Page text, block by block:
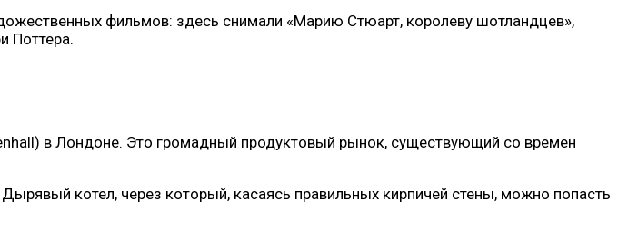
фильмов: здесь снимали «Марию Стюарт, королеву шотландцев»,
Поттера.
в Лондоне. Это громадный продуктовый рынок, существующий со времен
котел, через который, касаясь правильных кирпичей стены, можно попасть